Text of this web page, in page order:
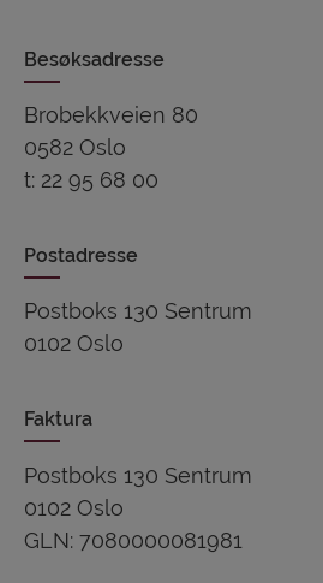
Besøksadresse
Brobekkveien 80
0582 Oslo
t: 22 95 68 00
Postadresse
Postboks 130 Sentrum
0102 Oslo
Faktura
Postboks 130 Sentrum
0102 Oslo
GLN: 7080000081981